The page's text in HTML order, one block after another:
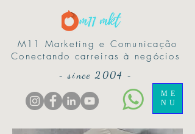
M11 Marketing e Comunicação
Conectando carreiras à negócios
ME
NU
-since 2004 -